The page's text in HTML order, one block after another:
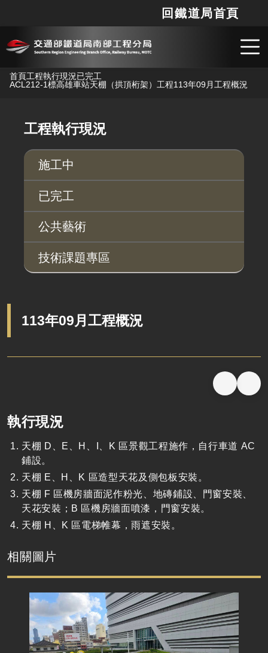
跳到主要內容
回鐵道局首頁
首頁工程執行現況已完工
ACL212-1標高雄車站天棚（拱頂桁架）工程113年09月工程概況
工程執行現況
施工中
已完工
公共藝術
技術課題專區
113年09月工程概況
執行現況
天棚 D、E、H、I、K 區景觀工程施作，自行車道 AC
鋪設。
天棚 E、H、K 區造型天花及側包板安裝。
天棚 F 區機房牆面泥作粉光、地磚鋪設、門窗安裝、
天花安裝；B 區機房牆面噴漆，門窗安裝。
天棚 H、K 區電梯帷幕，雨遮安裝。
相關圖片